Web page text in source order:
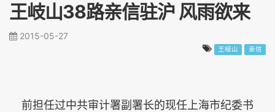
王岐山38路亲信驻沪 风雨欲来
2015-05-27
王岐山 亲信
前担任过中共审计署副署长的现任上海市纪委书